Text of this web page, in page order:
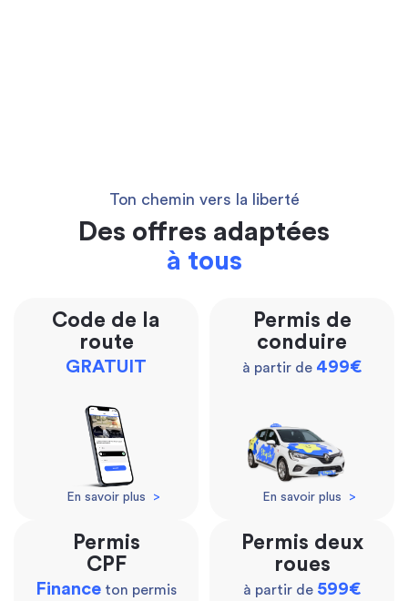
Ton chemin vers la liberté
Des offres adaptées
à tous
Code de la
route
GRATUIT
En savoir plus >
Permis de
conduire
à partir de 499€
En savoir plus >
Permis
CPF
Finance ton permis
Permis deux
roues
à partir de 599€